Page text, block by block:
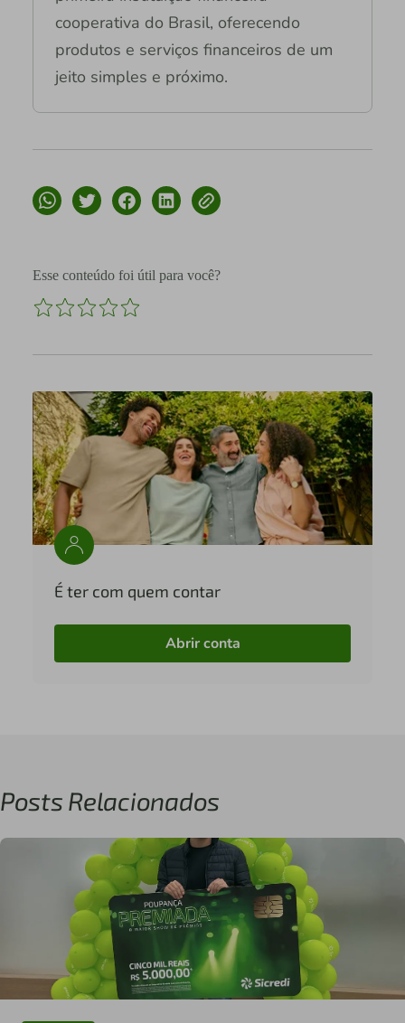
cooperativa do Brasil, oferecendo
produtos e serviços financeiros de um
jeito simples e próximo.
Esse conteúdo foi útil para você?
É ter com quem contar
Abrir conta
Posts Relacionados